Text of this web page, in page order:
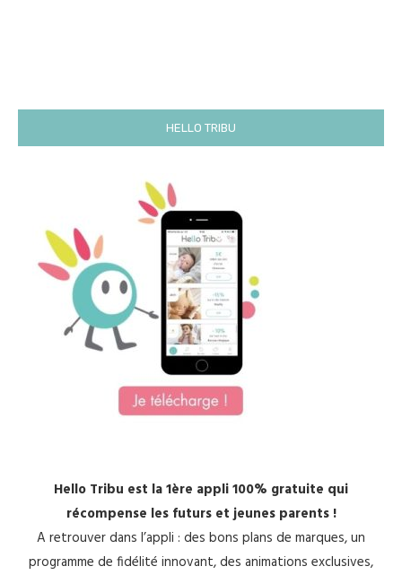
HELLO TRIBU
Hello Tribu est la 1ère appli 100% gratuite qui
récompense les futurs et jeunes parents !
A retrouver dans l’appli : des bons plans de marques, un
programme de fidélité innovant, des animations exclusives,